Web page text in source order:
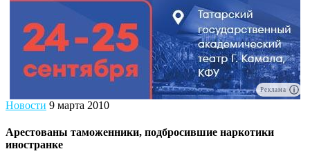
Реклама
Новости 9 марта 2010
Арестованы таможенники, подбросившие наркотики
иностранке